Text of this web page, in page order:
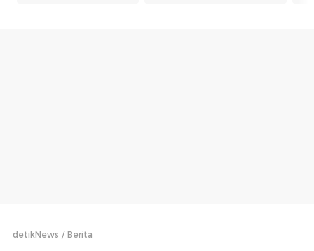
detikNews Berita